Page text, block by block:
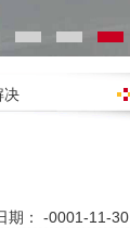
决
期： -0001-11-30